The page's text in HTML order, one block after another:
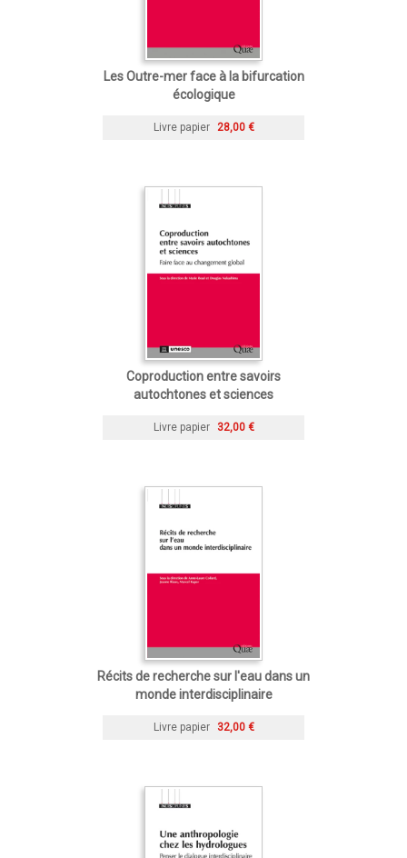
Les Outre-mer face à la bifurcation
écologique
Livre papier 28,00 €
Coproduction entre savoirs
autochtones et sciences
Livre papier 32,00 €
Récits de recherche sur l'eau dans un
monde interdisciplinaire
Livre papier 32,00 €